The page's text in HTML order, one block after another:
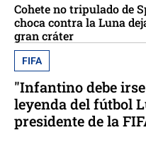
Cohete no tripulado de
choca contra la Luna
gran cráter
FIFA
"Infantino debe
leyenda del fútbol
presidente de la